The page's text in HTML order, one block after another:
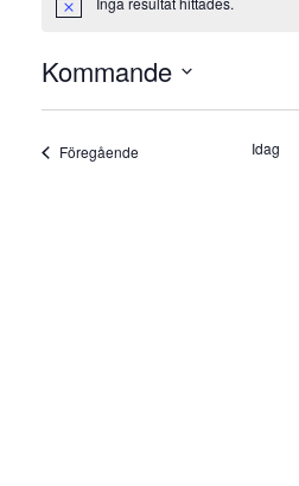
Notis
Kommande
Välj
FöregåendeEvenemang Idag